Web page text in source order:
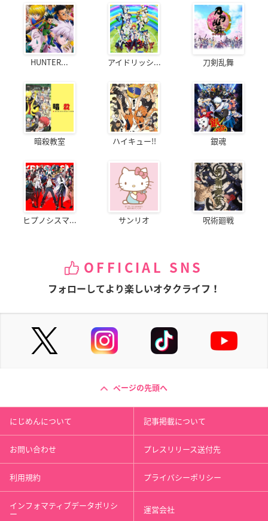
HUNTER... アイドリッシ... 刀剣乱舞
暗殺教室 ハイキュー!! 銀魂
ヒプノシスマ... サンリオ 呪術廻戦
OFFICIAL SNS
フォローしてより楽しいオタクライフ！
ページの先頭へ
にじめんについて 記事掲載について
お問い合わせ プレスリリース送付先
利用規約 プライバシーポリシー
インフォマティブデータポリシ
ー 運営会社